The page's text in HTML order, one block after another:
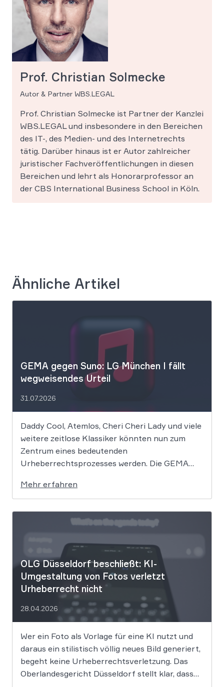
Prof. Christian Solmecke
Autor & Partner WBS.LEGAL
Prof. Christian Solmecke ist Partner der Kanzlei
WBS.LEGAL und insbesondere in den Bereichen
des IT-, des Medien- und des Internetrechts
tätig. Darüber hinaus ist er Autor zahlreicher
juristischer Fachveröffentlichungen in diesen
Bereichen und lehrt als Honorarprofessor an
der CBS International Business School in Köln.
Ähnliche Artikel
GEMA gegen Suno: LG München I fällt
wegweisendes Urteil
31.07.2026
Daddy Cool, Atemlos, Cheri Cheri Lady und viele
weitere zeitlose Klassiker könnten nun zum
Zentrum eines bedeutenden
Urheberrechtsprozesses werden. Die GEMA
die Rechte ihrer Mitglieder verteidigen. Dem
Unternehmen hinter der populären KI-Musik-
App werden massive
Urheberrechtsverletzungen vorgeworfen. Die
Mehr erfahren
OLG Düsseldorf beschließt: KI-
Umgestaltung von Fotos verletzt
Urheberrecht nicht
28.04.2026
Wer ein Foto als Vorlage für eine KI nutzt und
daraus ein stilistisch völlig neues Bild generiert,
begeht keine Urheberrechtsverletzung. Das
Oberlandesgericht Düsseldorf stellt klar, dass